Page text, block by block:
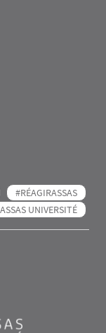
#RÉAGIRASSAS
UNIVERSITÉ